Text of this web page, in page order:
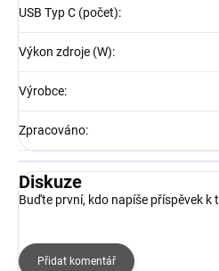
USB Typ C (počet):
Výkon zdroje (W):
Výrobce:
Zpracováno:
Diskuze
Buďte první, kdo napíše příspěvek k
Přidat komentář